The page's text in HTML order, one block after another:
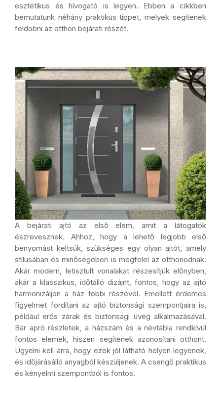
esztétikus és hívogató is legyen. Ebben a cikkben
bemutatunk néhány praktikus tippet, melyek segítenek
feldobni az otthon bejárati részét.
A bejárati ajtó az első elem, amit a látogatók
észrevesznek. Ahhoz, hogy a lehető legjobb első
benyomást keltsük, szükséges egy olyan ajtót, amely
stílusában és minőségében is megfelel az otthonodnak.
Akár modern, letisztult vonalakat részesítjük előnyben,
akár a klasszikus, időtálló dizájnt, fontos, hogy az ajtó
harmonizáljon a ház többi részével. Emellett érdemes
figyelmet fordítani az ajtó biztonsági szempontjaira is,
például erős zárak és biztonsági üveg alkalmazásával.
Bár apró részletek, a házszám és a névtábla rendkívül
fontos elemek, hiszen segítenek azonosítani otthont.
Ügyelni kell arra, hogy ezek jól látható helyen legyenek,
és időjárásálló anyagból készüljenek. A csengő praktikus
és kényelmi szempontból is fontos.